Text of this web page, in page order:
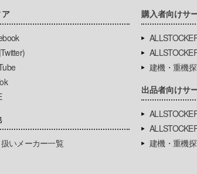
いメーカー一覧
購入者向けサ
建機・重機
出品者向けサ
建機・重機